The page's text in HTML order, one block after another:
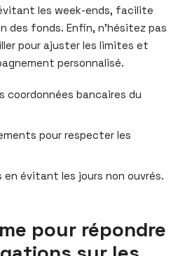
les week-ends, facilite
des fonds. Enfin, n’hésitez pas
pour ajuster les limites et
personnalisé.
coordonnées bancaires du
pour respecter les
en évitant les jours non ouvrés.
pour répondre